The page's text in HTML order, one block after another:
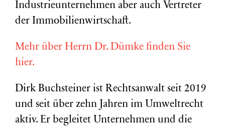
Industrieunternehmen aber auch Vertreter
der Immobilienwirtschaft.
Mehr über Herrn Dr. Dümke finden Sie
hier.
Dirk Buchsteiner ist Rechtsanwalt seit 2019
und seit über zehn Jahren im Umweltrecht
aktiv. Er begleitet Unternehmen und die